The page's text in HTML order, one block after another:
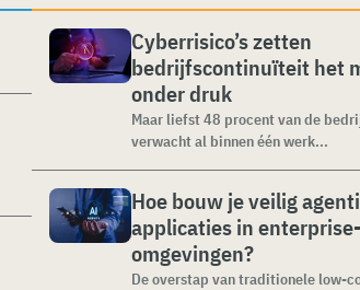
Cyberrisico’s zetten
bedrijfscontinuïteit het
onder druk
Maar liefst 48 procent van de
verwacht al binnen één werk...
Hoe bouw je veilig
applicaties in enterprise-
omgevingen?
De overstap van traditionele low-